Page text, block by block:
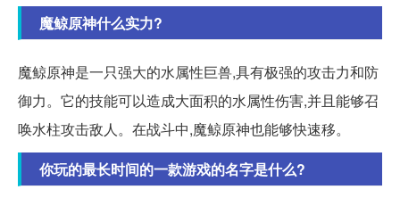
魔鲸原神什么实力?
魔鲸原神是一只强大的水属性巨兽,具有极强的攻击力和防
御力。它的技能可以造成大面积的水属性伤害,并且能够召
唤水柱攻击敌人。在战斗中,魔鲸原神也能够快速移。
你玩的最长时间的一款游戏的名字是什么?